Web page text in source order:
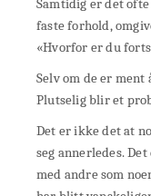
Samtidig er det
faste forhold,
«Hvorfor er du
Selv om de er
Plutselig blir et
Det er ikke det at
seg annerledes.
med andre som